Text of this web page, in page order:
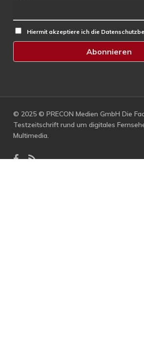
Hiermit akzeptiere ich die
© 2025 © PRECON Medien GmbH Die
Testzeitschrift rund um digitales
Multimedia.
facebook
RSS